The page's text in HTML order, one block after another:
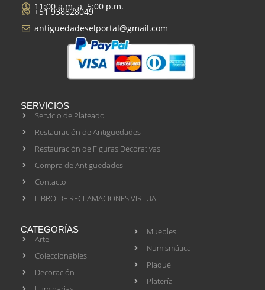
11:00 a.m. a 5:00 p.m.
+51 938828049
antiguedadeselportal@gmail.com
SERVICIOS
Servicio de Plateado
Restauración de Antigüedades
Restauración de Figuras Decorativas
Compra de Antigüedades
Contacto
LIBRO DE RECLAMACIONES VIRTUAL
CATEGORÍAS
Arte
Coleccionables
Decoración
Muebles
Numismática
Plaqué
Platería